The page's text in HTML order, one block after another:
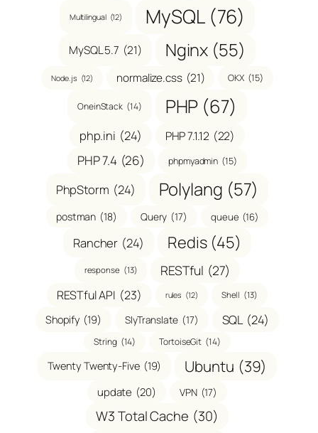
Multilingual (12) MySQL (76)
MySQL 5.7 (21) Nginx (55)
Node.js (12) normalize.css (21) OKX (15)
OneinStack (14) PHP (67)
php.ini (24) PHP 7.1.12 (22)
PHP 7.4 (26) phpmyadmin (15)
PhpStorm (24) Polylang (57)
postman (18) Query (17) queue (16)
Rancher (24) Redis (45)
response (13) RESTful (27)
RESTful API (23) rules (12) Shell (13)
Shopify (19) SlyTranslate (17) SQL (24)
String (14) TortoiseGit (14)
Twenty Twenty-Five (19) Ubuntu (39)
update (20) VPN (17)
W3 Total Cache (30)